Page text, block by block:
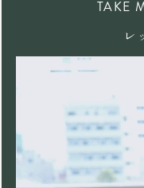
TAKE
レ